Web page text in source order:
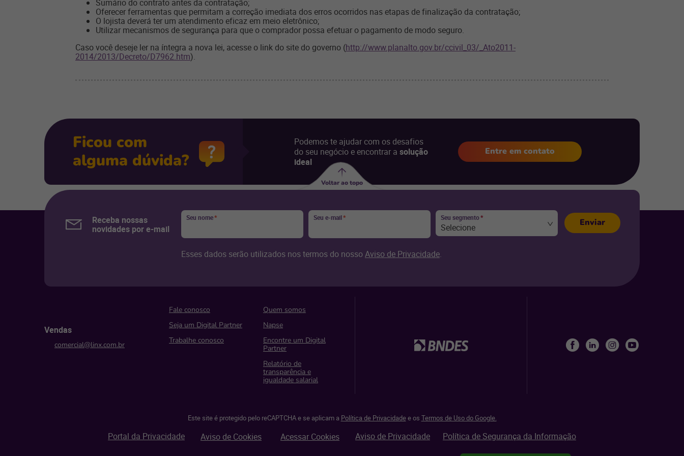
Sumário do contrato antes da contratação;
Oferecer ferramentas que permitam a correção imediata dos erros ocorridos nas etapas de finalização da contratação;
O lojista deverá ter um atendimento eficaz em meio eletrônico;
Utilizar mecanismos de segurança para que o comprador possa efetuar o pagamento de modo seguro.
Caso você deseje ler na íntegra a nova lei, acesse o link do site do governo (http://www.planalto.gov.br/ccivil_03/_Ato2011-
2014/2013/Decreto/D7962.htm).
Ficou com
alguma dúvida?
Podemos te ajudar com os desafios
do seu negócio e encontrar a solução
ideal
Entre em contato
Voltar ao topo
Receba nossas
novidades por e-mail
Seu nome* Seu e-mail* Seu segmento*
Selecione
Esses dados serão utilizados nos termos do nossoAviso de Privacidade.
Enviar
Vendas
comercial@linx.com.br
Fale conosco
Quem somos
Seja um Digital Partner
Napse
Trabalhe conosco
Encontre um Digital
Partner
Relatório de
transparência e
igualdade salarial
Este site é protegido pelo reCAPTCHA e se aplicam a Política de Privacidadee os Termos de Uso do Google.
Portal da Privacidade Aviso de Cookies Acessar Cookies Aviso de Privacidade Política de Segurança da Informação